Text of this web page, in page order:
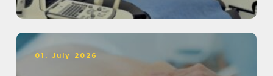
01. July 2026